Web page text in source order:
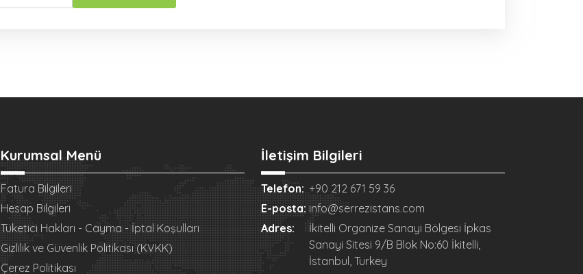
Kurumsal Menü
Fatura Bilgileri
Hesap Bilgileri
Tüketici Hakları - Cayma - İptal Koşulları
Gizlilik ve Güvenlik Politikası (KVKK)
Çerez Politikası
İletişim Bilgileri
Telefon: +90 212 671 59 36
E-posta: info@serrezistans.com
Adres:
İkitelli Organize Sanayi Bölgesi İpkas
Sanayi Sitesi 9/B Blok No:60 İkitelli,
İstanbul, Turkey